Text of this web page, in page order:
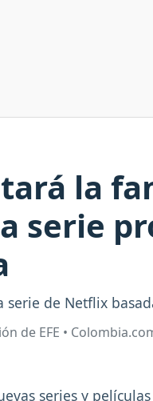
la
serie
serie de Netflix
de EFE •